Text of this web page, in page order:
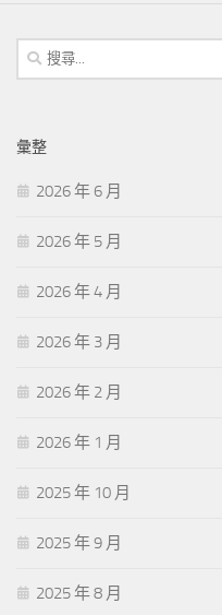
搜
尋
字:
彙整
2026 年 6 月
2026 年 5 月
2026 年 4 月
2026 年 3 月
2026 年 2 月
2026 年 1 月
2025 年 10 月
2025 年 9 月
2025 年 8 月